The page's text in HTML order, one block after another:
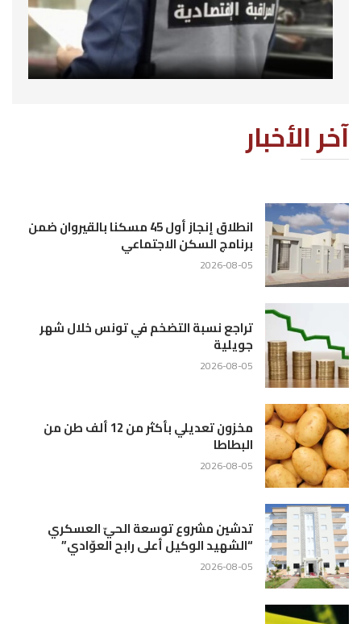
آخر الأخبار
انطلاق إنجاز أول 45 مسكنا بالقيروان ضمن
برنامج السكن الاجتماعي
2026-08-05
تراجع نسبة التضخم في تونس خلال شهر
جويلية
2026-08-05
مخزون تعديلي بأكثر من 12 ألف طن من
البطاطا
2026-08-05
تدشين مشروع توسعة الحيّ العسكري
“الشهيد الوكيل أعلى رابح العوّادي”
2026-08-05